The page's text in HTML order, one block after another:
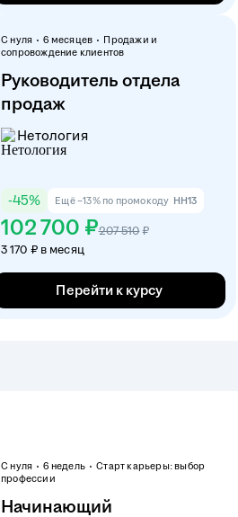
С нуля 6 месяцев
Продажи и
сопровождение клиентов
Руководитель отдела
продаж
Нетология
-45% Ещё −13% по промокоду HH13
102 700 ₽207 510 ₽
3 170 ₽ в месяц
Перейти к курсу
С нуля 6 недель
Старт карьеры: выбор
профессии
Начинающий